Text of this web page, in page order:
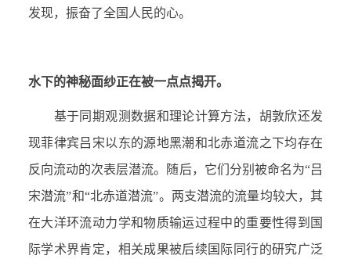
发现，振奋了全国人民的心。
水下的神秘面纱正在被一点点揭开。
基于同期观测数据和理论计算方法，胡敦欣还发
现菲律宾吕宋以东的源地黑潮和北赤道流之下均存在
反向流动的次表层潜流。随后，它们分别被命名为“吕
宋潜流”和“北赤道潜流”。两支潜流的流量均较大，其
在大洋环流动力学和物质输运过程中的重要性得到国
际学术界肯定，相关成果被后续国际同行的研究广泛